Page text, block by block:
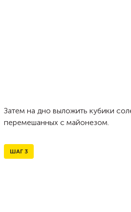
Затем на дно выложить кубики
перемешанных с майонезом.
ШАГ 3